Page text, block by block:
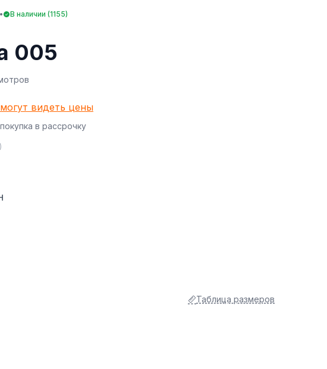
• В наличии (1155)
005
видеть цены
в рассрочку
Таблица размеров